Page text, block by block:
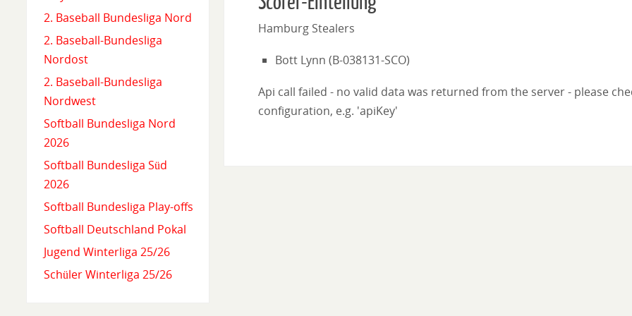
Hamburg Stealers
Bott Lynn (B-038131-SCO)
Api call failed - no valid data was returned from the server - please
configuration, e.g. 'apiKey'
2. Baseball Bundesliga Nord
2. Baseball-Bundesliga
Nordost
2. Baseball-Bundesliga
Nordwest
Softball Bundesliga Nord
2026
Softball Bundesliga Süd
2026
Softball Bundesliga Play-offs
Softball Deutschland Pokal
Jugend Winterliga 25/26
Schüler Winterliga 25/26